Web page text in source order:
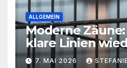
ALLGEMEIN
Moderne
klare Linien
sind
7. MAI 2026